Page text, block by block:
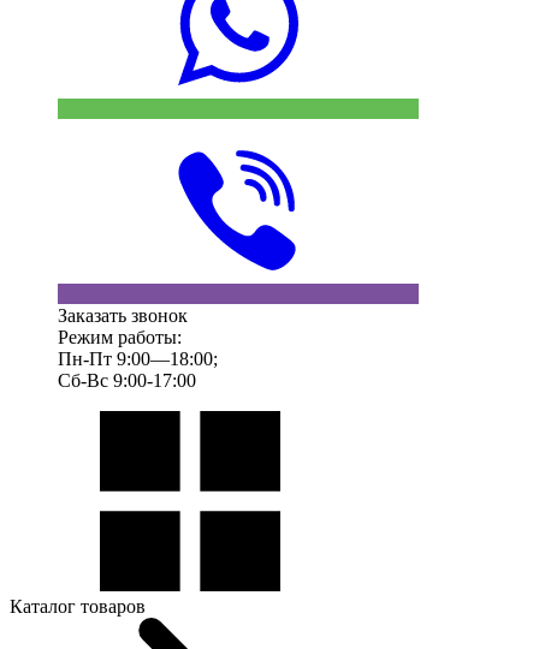
Заказать звонок
Режим работы:
Пн-Пт 9:00—18:00;
Сб-Вс 9:00-17:00
Каталог товаров